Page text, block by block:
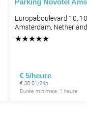
Parking Novotel
Europaboulevard 10,
Amsterdam,
★★★★★
€ 5/heure
€ 38.01/24h
Durée minimale: 1 heure